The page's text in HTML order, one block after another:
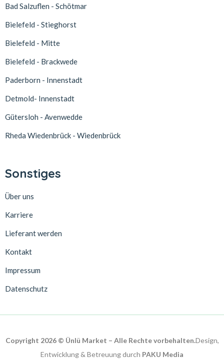
Bad Salzuflen - Schötmar
Bielefeld - Stieghorst
Bielefeld - Mitte
Bielefeld - Brackwede
Paderborn - Innenstadt
Detmold- Innenstadt
Gütersloh - Avenwedde
Rheda Wiedenbrück - Wiedenbrück
Sonstiges
Über uns
Karriere
Lieferant werden
Kontakt
Impressum
Datenschutz
Copyright 2026 © Ünlü Market – Alle Rechte vorbehalten.Design,
Entwicklung & Betreuung durch PAKU Media